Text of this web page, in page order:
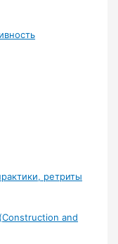
ретриты
and